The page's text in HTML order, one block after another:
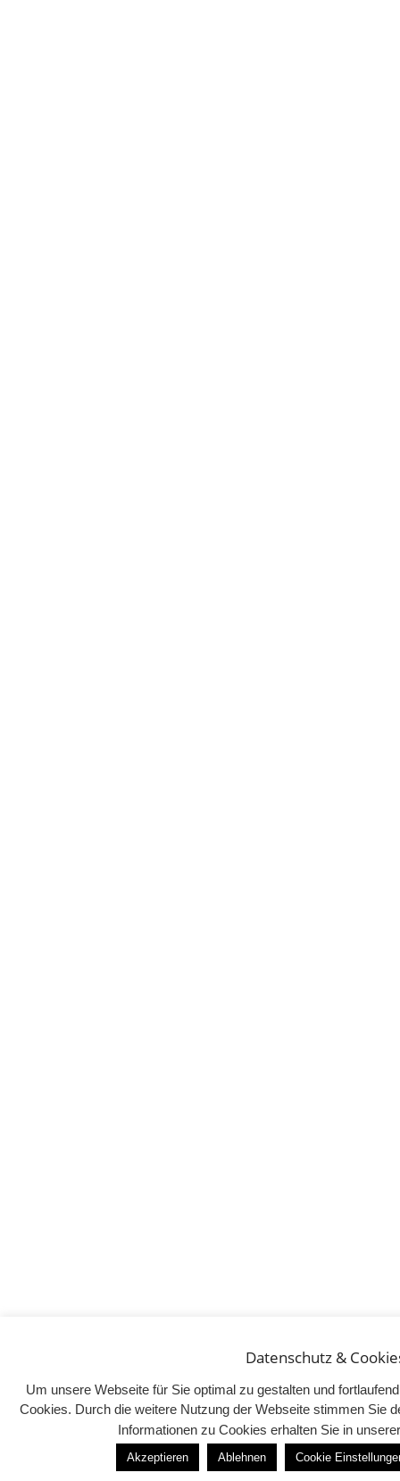
Datenschutz &
Um unsere Webseite für Sie optimal zu gestalten und
Cookies. Durch die weitere Nutzung der Webseite stimmen Sie
Informationen zu Cookies erhalten Sie in
Akzeptieren Ablehnen Cookie